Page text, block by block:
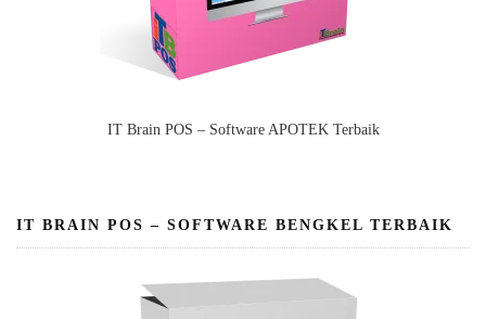
IT Brain POS – Software APOTEK Terbaik
IT BRAIN POS – SOFTWARE BENGKEL TERBAIK